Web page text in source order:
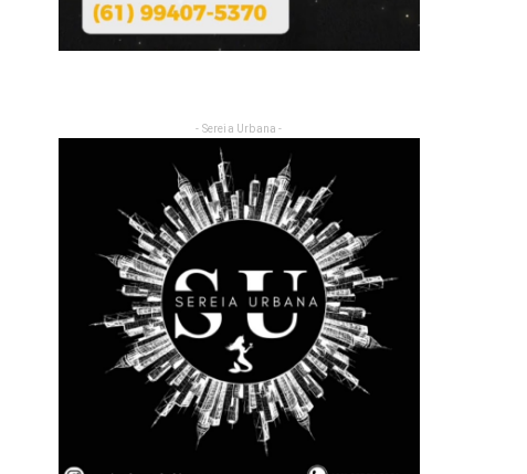
- Sereia Urbana -